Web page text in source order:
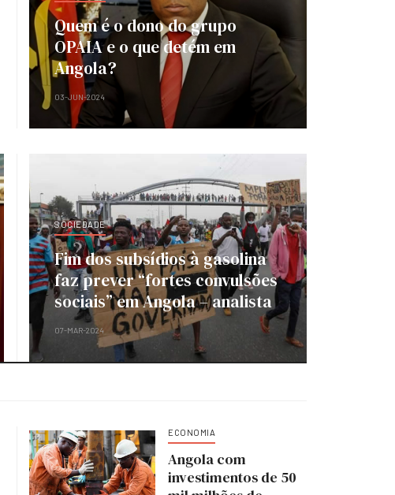
Quem é o dono do grupo
OPAIA e o que detém em
Angola?
03-JUN-2024
SOCIEDADE
Fim dos subsídios à gasolina
faz prever “fortes convulsões
sociais” em Angola – analista
07-MAR-2024
ECONOMIA
Angola com
investimentos de 50